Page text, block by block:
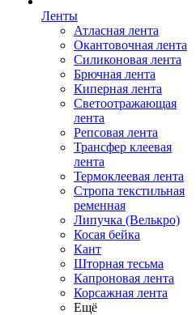
Ленты
Атласная лента
Окантовочная лента
Силиконовая лента
Брючная лента
Киперная лента
Светоотражающая
лента
Репсовая лента
Трансфер клеевая
лента
Термоклеевая лента
Стропа текстильная
ременная
Липучка (Велькро)
Косая бейка
Кант
Шторная тесьма
Капроновая лента
Корсажная лента
Ещё